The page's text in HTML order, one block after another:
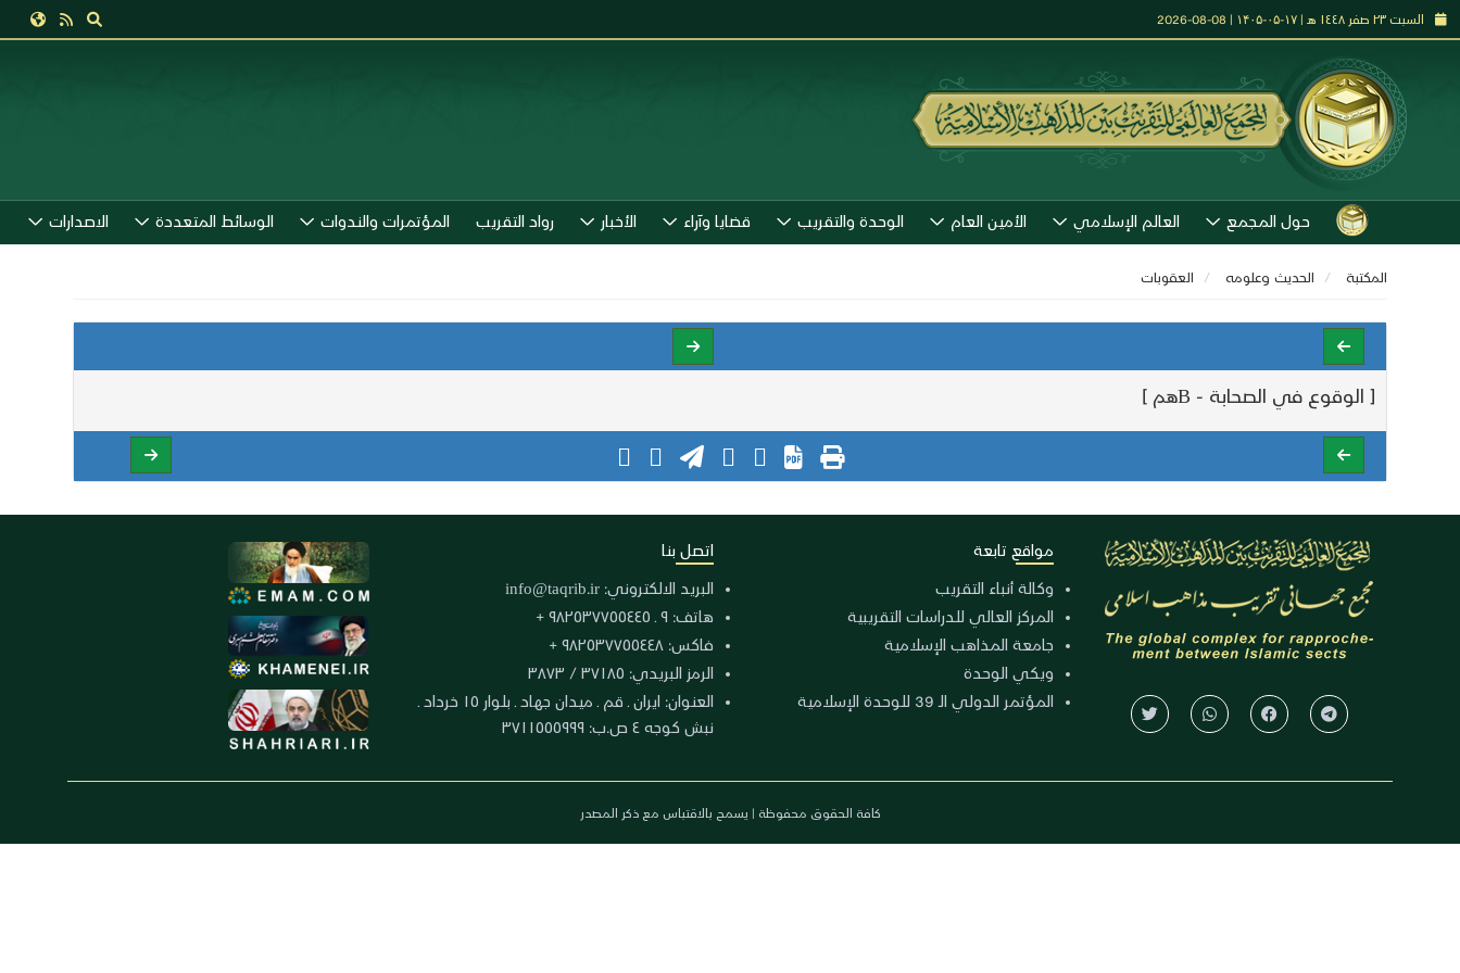
السبت ٢٣ صفر ١٤٤٨ هـ | ۱۷-۰۵-۱۴۰۵ | 08-08-2026
حول المجمع العالم الإسلامي الأمين العام الوحدة والتقريب قضايا وآراء الأخبار رواد التقريب المؤتمرات والندوات الوسائط المتعددة الاصدارات
المكتبة الحديث وعلومه العقوبات
[ الوقوع في الصحابة - Bهم ]
مواقع تابعة
وكالة أنباء التقريب
المركز العالي للدراسات التقريبية
جامعة المذاهب الإسلامية
ويكي الوحدة
المؤتمر الدولي الـ 39 للوحدة الإسلامية
اتصل بنا
البريد الالكتروني: info@taqrib.ir
هاتف: ٩ ـ ٩٨٢٥٣٧٧٥٥٤٤٥ +
فاكس: ٩٨٢٥٣٧٧٥٥٤٤٨ +
الرمز البريدي: ٣٧١٨٥ / ٣٨٧٣
العنوان: ايران ـ قم ـ ميدان جهاد ـ بلوار ١٥ خرداد ـ
نبش كوجه ٤ ص.ب: ٣٧١١٥٥٥٩٩٩
كافة الحقوق محفوظة | يسمح بالاقتباس مع ذكر المصدر